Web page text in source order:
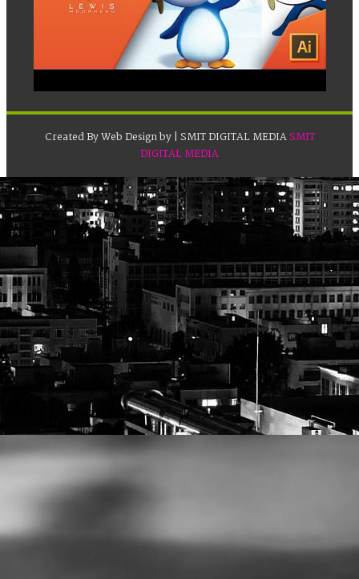
Created ByWeb Design by| SMIT DIGITAL MEDIASMIT
DIGITAL MEDIA